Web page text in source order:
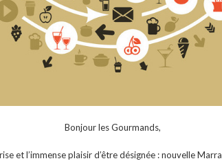
Bonjour les Gourmands,
et l’immense plaisir d’être désignée : nouvelle